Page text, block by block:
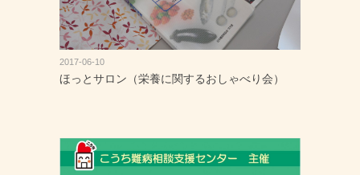
2017-06-10
ほっとサロン（栄養に関するおしゃべり会）